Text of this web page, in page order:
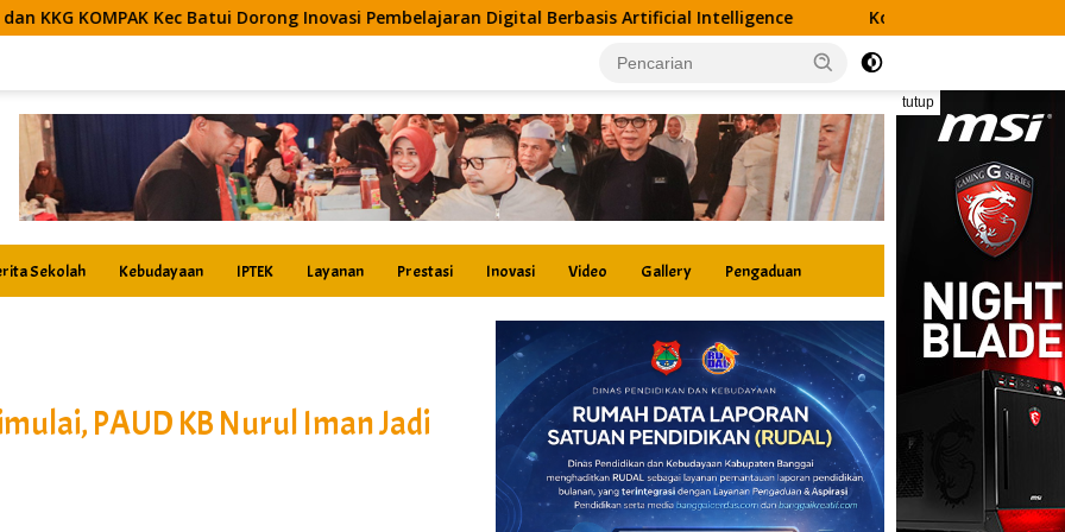
Batui Dorong Inovasi Pembelajaran Digital Berbasis Artificial Intelligence Kolaborasi DSLNG dan Disdik Banggai
tutup
Sekolah Kebudayaan IPTEK Layanan Prestasi Inovasi Video Gallery Pengaduan
PAUD KB Nurul Iman Jadi